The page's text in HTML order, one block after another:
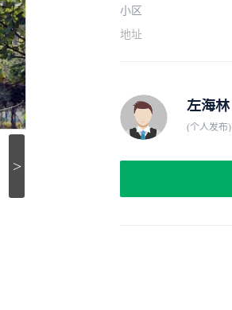
>
小区
地址
左海林
(个人发布)